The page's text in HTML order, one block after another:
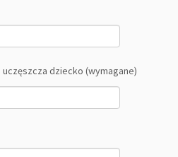
dziecko (wymagane)